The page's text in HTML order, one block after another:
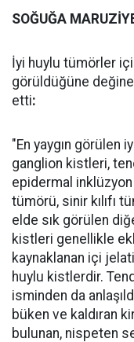
SOĞUĞA
İyi huylu tümörler
görüldüğüne
etti:
"En yaygın görülen
ganglion kistleri,
epidermal
tümörü, sinir kılıfı
elde sık görülen
kistleri genellikle
kaynaklanan içi
huylu kistlerdir.
isminden da
büken ve kaldıran
bulunan, nispeten